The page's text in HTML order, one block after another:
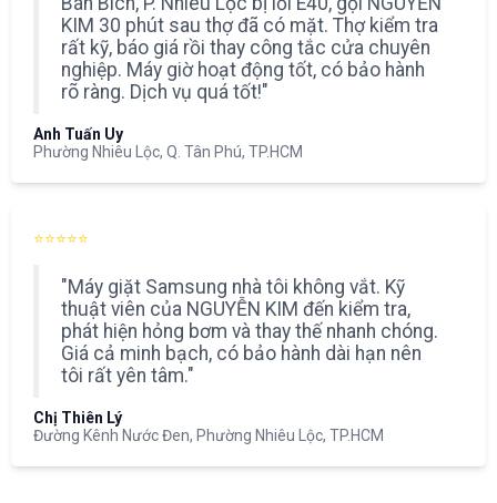
KIM 30 phút sau thợ đã có mặt. Thợ kiểm tra
rất kỹ, báo giá rồi thay công tắc cửa chuyên
nghiệp. Máy giờ hoạt động tốt, có bảo hành
rõ ràng. Dịch vụ quá tốt!"
Anh Tuấn Uy
Phường Nhiêu Lộc, Q. Tân Phú, TP.HCM
⭐⭐⭐⭐⭐
"Máy giặt Samsung nhà tôi không vắt. Kỹ
thuật viên của NGUYỄN KIM đến kiểm tra,
phát hiện hỏng bơm và thay thế nhanh chóng.
Giá cả minh bạch, có bảo hành dài hạn nên
tôi rất yên tâm."
Chị Thiên Lý
Đường Kênh Nước Đen, Phường Nhiêu Lộc, TP.HCM